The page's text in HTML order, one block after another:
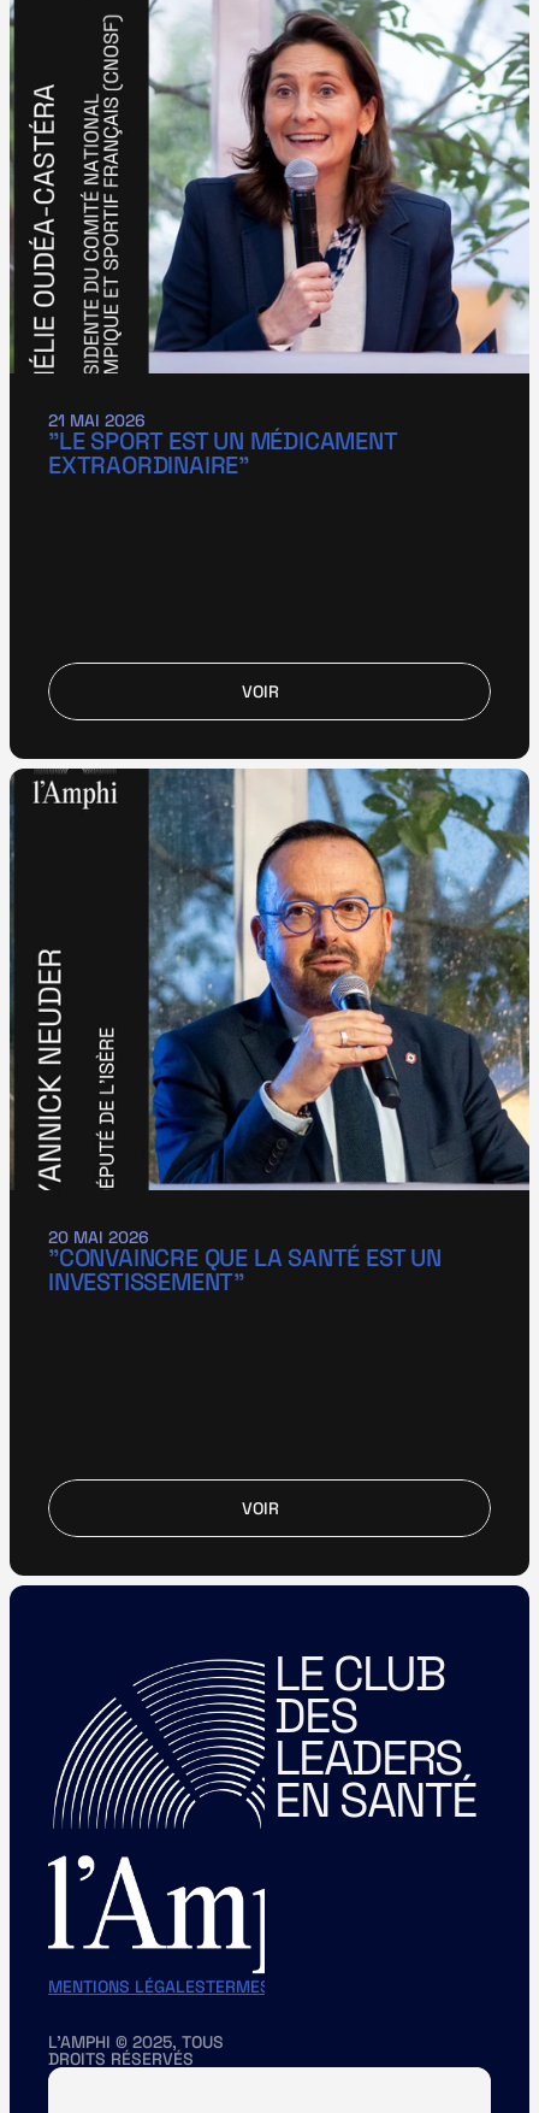
21 MAI 2026
"LE SPORT EST UN MÉDICAMENT
EXTRAORDINAIRE"
VOIR
20 MAI 2026
"CONVAINCRE QUE LA SANTÉ EST UN
INVESTISSEMENT"
VOIR
MENTIONS LÉGALESTERMES ET CONDITIONS
L'AMPHI © 2025, TOUS
DROITS RÉSERVÉS
LE CLUB
DES
LEADERS
EN SANTÉ